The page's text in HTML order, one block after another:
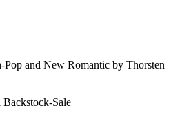
Pop and New Romantic by Thorsten
Sale